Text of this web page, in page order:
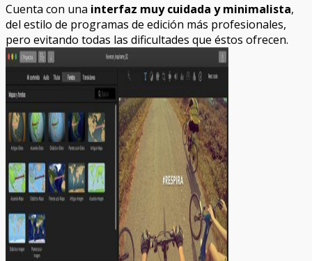
Cuenta con una interfaz muy cuidada y minimalista,
del estilo de programas de edición más profesionales,
pero evitando todas las dificultades que éstos ofrecen.